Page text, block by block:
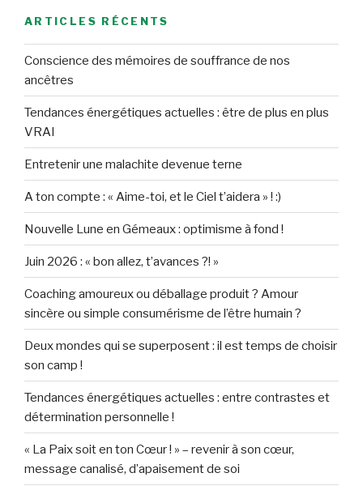
ARTICLES RÉCENTS
Conscience des mémoires de souffrance de nos
ancêtres
Tendances énergétiques actuelles : être de plus en plus
VRAI
Entretenir une malachite devenue terne
A ton compte : « Aime-toi, et le Ciel t’aidera » ! :)
Nouvelle Lune en Gémeaux : optimisme à fond !
Juin 2026 : « bon allez, t’avances ?! »
Coaching amoureux ou déballage produit ? Amour
sincère ou simple consumérisme de l’être humain ?
Deux mondes qui se superposent : il est temps de choisir
son camp !
Tendances énergétiques actuelles : entre contrastes et
détermination personnelle !
« La Paix soit en ton Cœur ! » – revenir à son cœur,
message canalisé, d’apaisement de soi